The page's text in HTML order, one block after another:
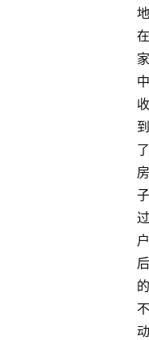
地
在
家
中
收
到
了
房
子
过
户
后
的
不
动